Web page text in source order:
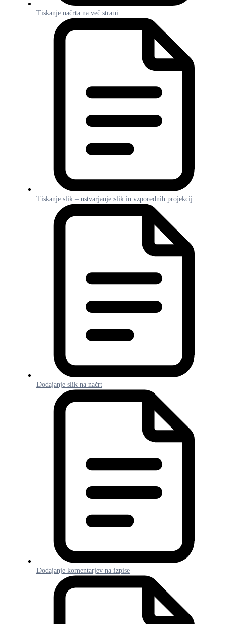
Tiskanje načrta na več strani
Tiskanje slik – ustvarjanje slik in vzporednih projekcij.
Dodajanje slik na načrt
Dodajanje komentarjev na izpise